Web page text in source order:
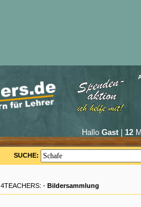
Hallo Gast| 12
SUCHE:
4TEACHERS: - Bildersammlung